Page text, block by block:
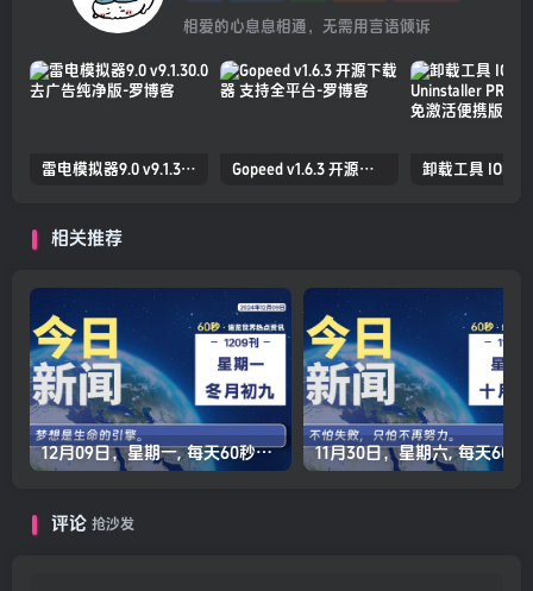
相爱的心息息相通，无需用言语倾诉
雷电模拟器9.0 v9.1.30.0 去广告纯净版 Gopeed v1.6.3 开源下载器 支持全平台
相关推荐
12月09日，星期一, 每天60秒读懂全世界！
评论 抢沙发